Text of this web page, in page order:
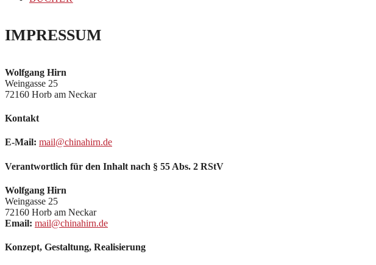
IMPRESSUM
Wolfgang Hirn
Weingasse 25
72160 Horb am Neckar
Kontakt
E-Mail: mail@chinahirn.de
Verantwortlich für den Inhalt nach § 55 Abs. 2 RStV
Wolfgang Hirn
Weingasse 25
72160 Horb am Neckar
Email: mail@chinahirn.de
Konzept, Gestaltung, Realisierung